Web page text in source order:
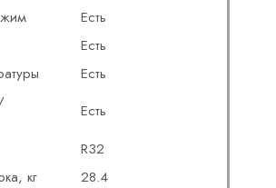
Есть
Есть
Есть
Есть
R32
кг
28.4